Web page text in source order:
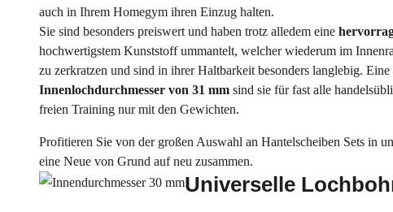
auch in Ihrem Homegym ihren Einzug halten.
Sie sind besonders preiswert und haben trotz alledem eine
hochwertigstem Kunststoff ummantelt, welcher wiederum im
zu zerkratzen und sind in ihrer Haltbarkeit besonders langlebig. Eine
Innenlochdurchmesser von 31 mm sind sie für fast alle
freien Training nur mit den Gewichten.
Profitieren Sie von der großen Auswahl an Hantelscheiben Sets in
eine Neue von Grund auf neu zusammen.
Universelle